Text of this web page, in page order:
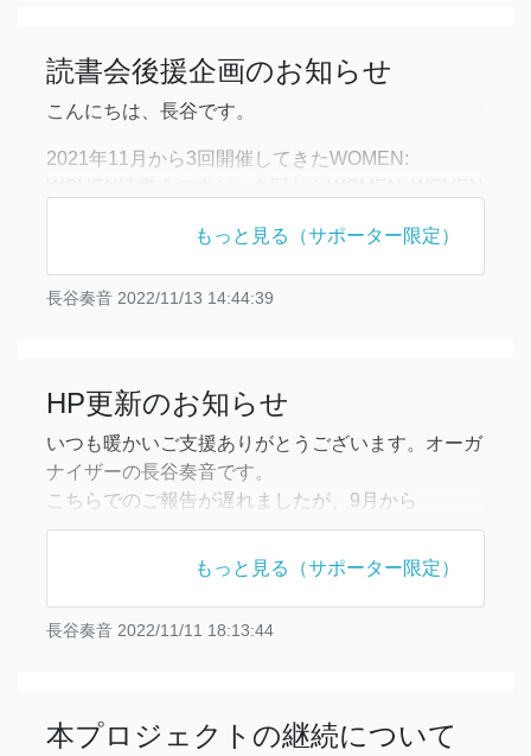
き継ぎが難しく
読書会後援企画のお知らせ
こんにちは、長谷です。
2021年11月から3回開催してきたWOMEN:
日時：11月21日（月）19:00-
ら第一部の解説あり）
企
もっと見る（サポーター限定）
長谷奏音 2022/11/13 14:44:39
HP更新のお知らせ
いつも暖かいご支援ありがとうございます。オーガ
ナイザーの長谷奏音です。
こちらでのご報告が遅れましたが、9月から
WOMEN: WOVENのオーガナイザーとして新たに
参加しはじめました。これからは槇野さん、青田さ
オーガナイザーの交代にあたり、WOMEN:
もっと見る（サポーター限定）
長谷奏音 2022/11/11 18:13:44
本プロジェクトの継続について